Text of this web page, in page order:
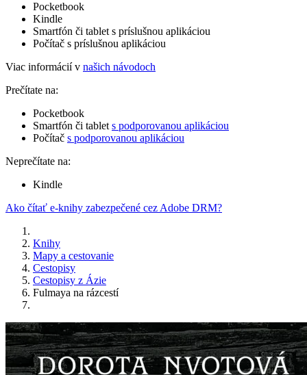
Pocketbook
Kindle
Smartfón či tablet s príslušnou aplikáciou
Počítač s príslušnou aplikáciou
Viac informácií v našich návodoch
Prečítate na:
Pocketbook
Smartfón či tablet s podporovanou aplikáciou
Počítač s podporovanou aplikáciou
Neprečítate na:
Kindle
Ako čítať e-knihy zabezpečené cez Adobe DRM?
Knihy
Mapy a cestovanie
Cestopisy
Cestopisy z Ázie
Fulmaya na rázcestí